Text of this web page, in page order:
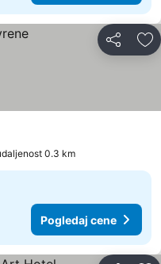
Deli
0.3 km
Pogledaj cene